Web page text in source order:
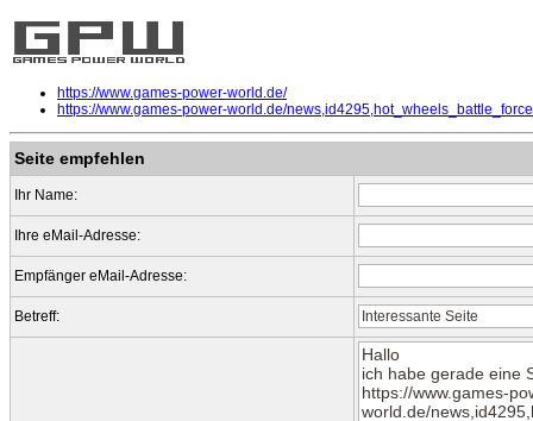
https://www.games-power-world.de/
https://www.games-power-world.de/
Seite empfehlen
Ihr Name:
Ihre eMail-Adresse:
Empfänger eMail-Adresse:
Betreff: